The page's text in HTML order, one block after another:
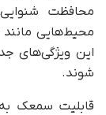
محافظت شنوایی
محیط‌هایی
این ویژگی‌های
شوند.
قابلیت سمعک